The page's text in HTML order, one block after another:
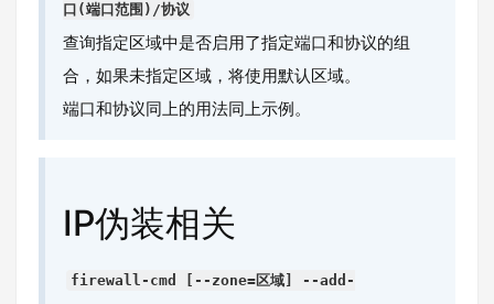
口(端口范围)/协议
查询指定区域中是否启用了指定端口和协议的组
合，如果未指定区域，将使用默认区域。
端口和协议同上的用法同上示例。
IP伪装相关
firewall-cmd [--zone=区域] --add-